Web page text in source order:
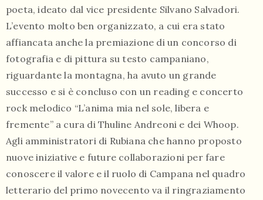
poeta, ideato dal vice presidente Silvano Salvadori.
L’evento molto ben organizzato, a cui era stato
affiancata anche la premiazione di un concorso di
fotografia e di pittura su testo campaniano,
riguardante la montagna, ha avuto un grande
successo e si è concluso con un reading e concerto
rock melodico “L’anima mia nel sole, libera e
fremente” a cura di Thuline Andreoni e dei Whoop.
Agli amministratori di Rubiana che hanno proposto
nuove iniziative e future collaborazioni per fare
conoscere il valore e il ruolo di Campana nel quadro
letterario del primo novecento va il ringraziamento